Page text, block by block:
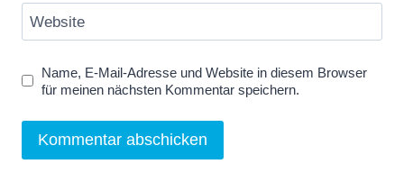
Website
Name, E-Mail-Adresse und Website in diesem Browser
für meinen nächsten Kommentar speichern.